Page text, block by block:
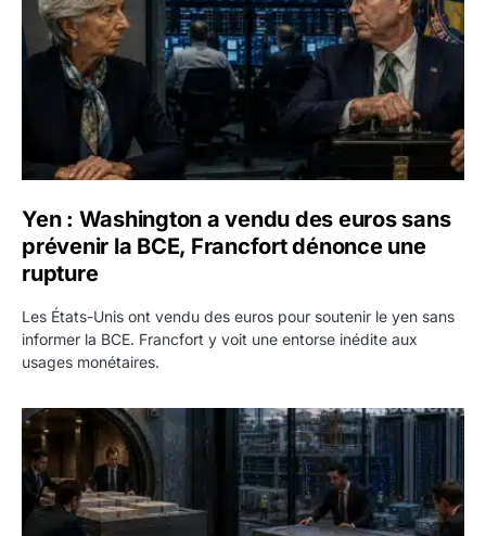
Yen : Washington a vendu des euros sans
prévenir la BCE, Francfort dénonce une
rupture
Les États-Unis ont vendu des euros pour soutenir le yen sans
informer la BCE. Francfort y voit une entorse inédite aux
usages monétaires.
Jane Street négocie le transfert de 11 milliards de